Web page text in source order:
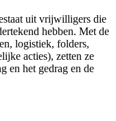
uit vrijwilligers die
hebben. Met de
logistiek, folders,
acties), zetten ze
en het gedrag en de